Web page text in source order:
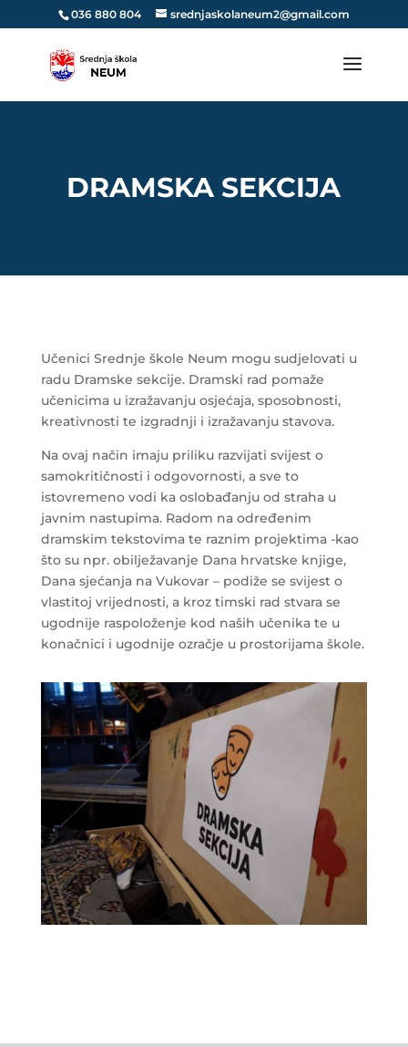
036 880 804 srednjaskolaneum2@gmail.com
DRAMSKA SEKCIJA
Učenici Srednje škole Neum mogu sudjelovati u
radu Dramske sekcije. Dramski rad pomaže
učenicima u izražavanju osjećaja, sposobnosti,
kreativnosti te izgradnji i izražavanju stavova.
Na ovaj način imaju priliku razvijati svijest o
samokritičnosti i odgovornosti, a sve to
istovremeno vodi ka oslobađanju od straha u
javnim nastupima. Radom na određenim
dramskim tekstovima te raznim projektima -kao
što su npr. obilježavanje Dana hrvatske knjige,
Dana sjećanja na Vukovar – podiže se svijest o
vlastitoj vrijednosti, a kroz timski rad stvara se
ugodnije raspoloženje kod naših učenika te u
konačnici i ugodnije ozračje u prostorijama škole.